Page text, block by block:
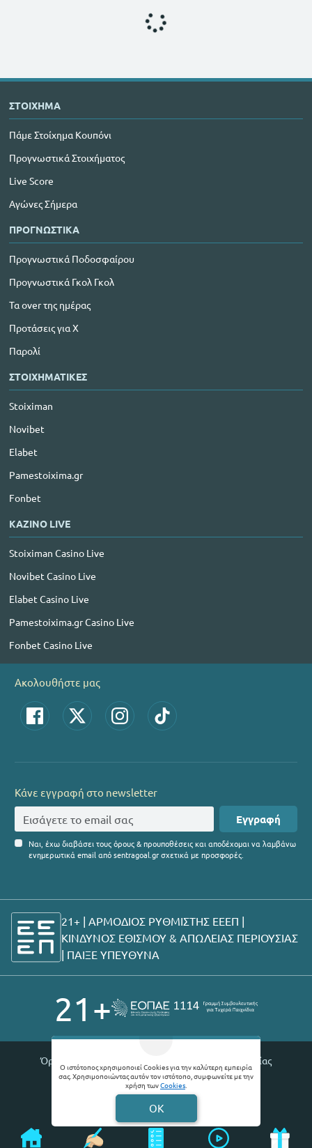
Ο ιστότοπος χρησιμοποιεί Cookies για την καλύτερη εμπειρία
σας. Χρησιμοποιώντας αυτόν τον ιστότοπο, συμφωνείτε με την
χρήση τωνCookies.
OK
ΣΤΟΙΧΗΜΑ
Πάμε Στοίχημα Κουπόνι
Προγνωστικά Στοιχήματος
Live Score
Αγώνες Σήμερα
ΠΡΟΓΝΩΣΤΙΚΑ
Προγνωστικά Ποδοσφαίρου
Προγνωστικά Γκολ Γκολ
Τα over της ημέρας
Προτάσεις για Χ
Παρολί
ΣΤΟΙΧΗΜΑΤΙΚΕΣ
Stoiximan
Novibet
Elabet
Pamestoixima.gr
Fonbet
ΚΑΖΙΝΟ LIVE
Stoiximan Casino Live
Novibet Casino Live
Elabet Casino Live
Pamestoixima.gr Casino Live
Fonbet Casino Live
Ακολουθήστε μας
Κάνε εγγραφή στο newsletter
Εγγραφή
Ναι, έχω διαβάσει τους όρους & προυποθέσεις και αποδέχομαι να λαμβάνω
ενημερωτικά email από sentragoal.gr σχετικά με προσφορές.
21+ | ΑΡΜΟΔΙΟΣ ΡΥΘΜΙΣΤΗΣ ΕΕΕΠ |
ΚΙΝΔΥΝΟΣ ΕΘΙΣΜΟΥ & ΑΠΩΛΕΙΑΣ ΠΕΡΙΟΥΣΙΑΣ
| ΠΑΙΞΕ ΥΠΕΥΘΥΝΑ
21+
Όροι χρήσης |
Θέσεις εργασίας
© 2026 Sentragoal
Developed byDigital Winners